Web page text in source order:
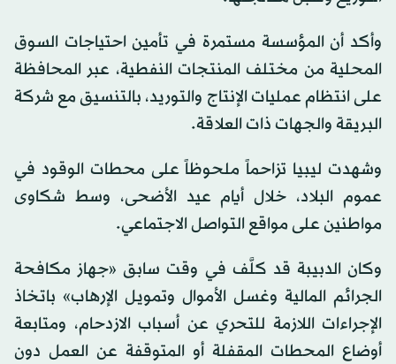
وأكد أن المؤسسة مستمرة في تأمين احتياجات السوق
المحلية من مختلف المنتجات النفطية، عبر المحافظة
على انتظام عمليات الإنتاج والتوريد، بالتنسيق مع شركة
البريقة والجهات ذات العلاقة.
وشهدت ليبيا تزاحماً ملحوظاً على محطات الوقود في
عموم البلاد، خلال أيام عيد الأضحى، وسط شكاوى
مواطنين على مواقع التواصل الاجتماعي.
وكان الدبيبة قد كلَّف في وقت سابق «جهاز مكافحة
الجرائم المالية وغسل الأموال وتمويل الإرهاب» باتخاذ
الإجراءات اللازمة للتحري عن أسباب الازدحام، ومتابعة
أوضاع المحطات المقفلة أو المتوقفة عن العمل دون